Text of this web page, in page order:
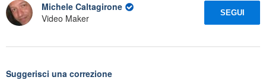
Michele Caltagirone
Video Maker
SEGUI
Suggerisci una correzione